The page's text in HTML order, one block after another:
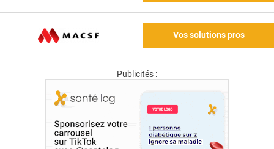
Vos solutions pros
Publicités :